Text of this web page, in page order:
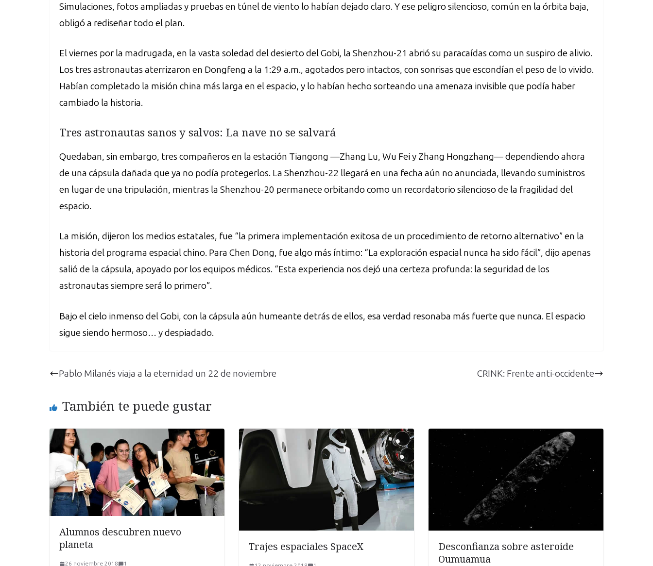
Simulaciones, fotos ampliadas y pruebas en túnel de viento lo habían dejado claro. Y ese peligro silencioso, común en la órbita baja,
obligó a rediseñar todo el plan.
El viernes por la madrugada, en la vasta soledad del desierto del Gobi, la Shenzhou-21 abrió su paracaídas como un suspiro de alivio.
Los tres astronautas aterrizaron en Dongfeng a la 1:29 a.m., agotados pero intactos, con sonrisas que escondían el peso de lo vivido.
Habían completado la misión china más larga en el espacio, y lo habían hecho sorteando una amenaza invisible que podía haber
cambiado la historia.
Tres astronautas sanos y salvos: La nave no se salvará
Quedaban, sin embargo, tres compañeros en la estación Tiangong —Zhang Lu, Wu Fei y Zhang Hongzhang— dependiendo ahora
de una cápsula dañada que ya no podía protegerlos. La Shenzhou-22 llegará en una fecha aún no anunciada, llevando suministros
en lugar de una tripulación, mientras la Shenzhou-20 permanece orbitando como un recordatorio silencioso de la fragilidad del
espacio.
La misión, dijeron los medios estatales, fue “la primera implementación exitosa de un procedimiento de retorno alternativo” en la
historia del programa espacial chino. Para Chen Dong, fue algo más íntimo: “La exploración espacial nunca ha sido fácil”, dijo apenas
salió de la cápsula, apoyado por los equipos médicos. “Esta experiencia nos dejó una certeza profunda: la seguridad de los
astronautas siempre será lo primero”.
Bajo el cielo inmenso del Gobi, con la cápsula aún humeante detrás de ellos, esa verdad resonaba más fuerte que nunca. El espacio
sigue siendo hermoso… y despiadado.
Pablo Milanés viaja a la eternidad un 22 de noviembre CRINK: Frente anti-occidente
También te puede gustar
Alumnos descubren nuevo
planeta
26 noviembre 2018 1
Trajes espaciales SpaceX
Desconfianza sobre asteroide
Oumuamua